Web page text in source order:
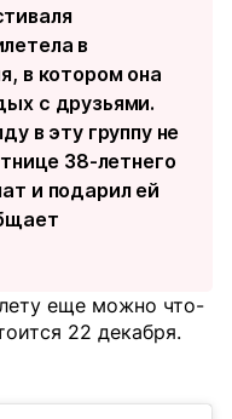
в
в котором она
с друзьями.
в эту группу не
38-летнего
и подарил ей
еще можно что-
22 декабря.